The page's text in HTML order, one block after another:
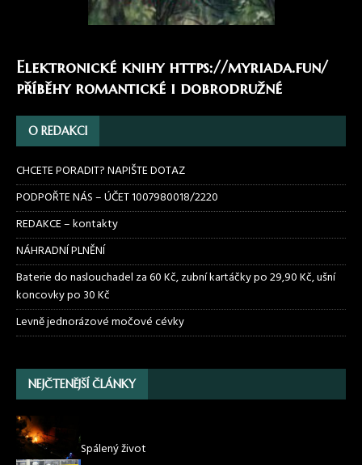
Elektronické knihy https://myriada.fun/
příběhy romantické i dobrodružné
O REDAKCI
CHCETE PORADIT? NAPIŠTE DOTAZ
PODPOŘTE NÁS – ÚČET 1007980018/2220
REDAKCE – kontakty
NÁHRADNÍ PLNĚNÍ
Baterie do naslouchadel za 60 Kč, zubní kartáčky po 29,90 Kč, ušní
koncovky po 30 Kč
Levně jednorázové močové cévky
NEJČTENĚJŠÍ ČLÁNKY
Spálený život